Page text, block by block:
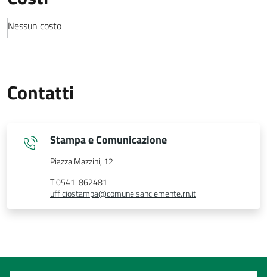
Nessun costo
Contatti
Stampa e Comunicazione
Piazza Mazzini, 12
T 0541. 862481
ufficiostampa@comune.sanclemente.rn.it